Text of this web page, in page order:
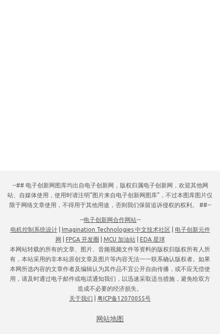
--## 电子创新网图库均出自电子创新网，版权归属电子创新网，欢迎其他网
站、自媒体使用，使用时请注明“图片来自电子创新网图库”，不过本图库图片仅
限于网络文章使用，不得用于其他用途，否则我们保留追诉侵权的权利。 ##--
--电子创新网合作网站--
电机控制系统设计| Imagination Technologies 中文技术社区
电子创新元件
网
FPGA 开发圈 MCU 加油站| EDA 星球
本网站转载的所有的文章、图片、音频视频文件等资料的版权归版权所有人所
有，本站采用的非本站原创文章及图片等内容无法一一联系确认版权者。如果
本网所选内容的文章作者及编辑认为其作品不宜公开自由传播，或不应无偿使
用，请及时通过电子邮件或电话通知我们，以迅速采取适当措施，避免给双方
造成不必要的经济损失。
关于我们
粤ICP备12070055号
网站地图